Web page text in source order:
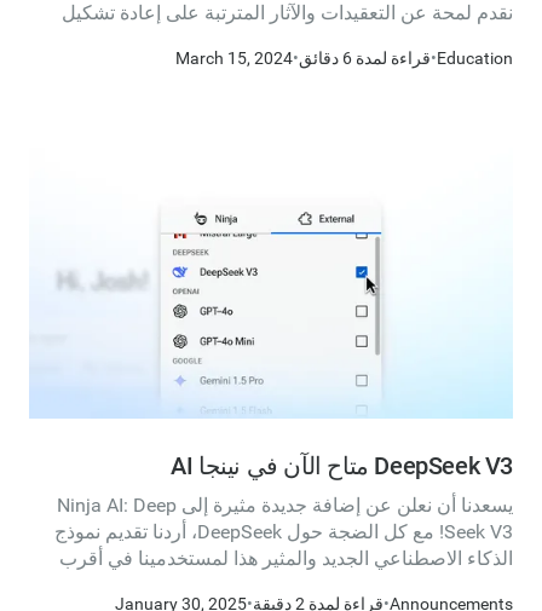
نقدم لمحة عن التعقيدات والآثار المترتبة على إعادة تشكيل
Education
•قراءة لمدة 6 دقائق •
March 15, 2024
DeepSeek V3 متاح الآن في نينجا AI
يسعدنا أن نعلن عن إضافة جديدة مثيرة إلى Ninja AI: Deep
Seek V3! مع كل الضجة حول DeepSeek، أردنا تقديم نموذج
الذكاء الاصطناعي الجديد والمثير هذا لمستخدمينا في أقرب
Announcements
•قراءة لمدة 2 دقيقة •
January 30, 2025